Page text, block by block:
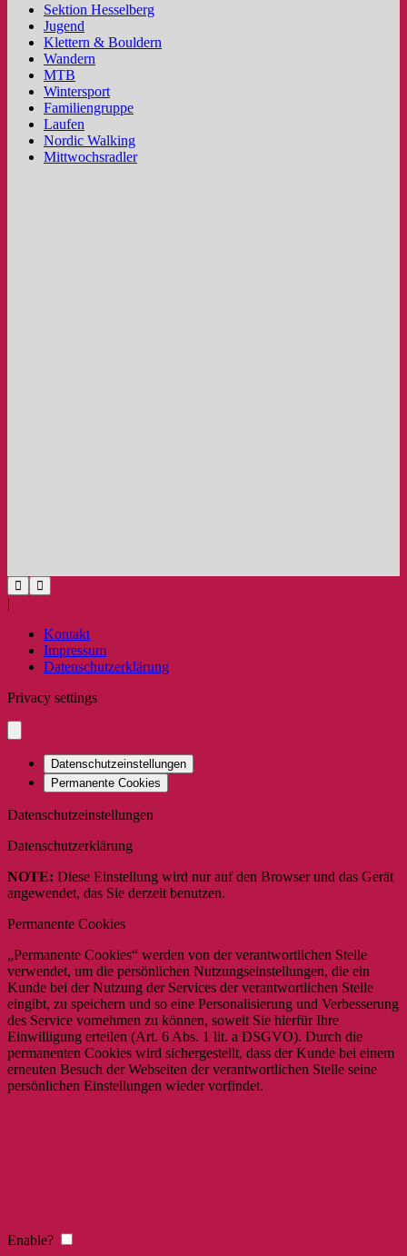
Sektion Hesselberg
Jugend
Klettern & Bouldern
Wandern
MTB
Wintersport
Familiengruppe
Laufen
Nordic Walking
Mittwochsradler
|
Kontakt
Impressum
Datenschutzerklärung
Privacy settings
Datenschutzeinstellungen
Permanente Cookies
Datenschutzeinstellungen
Datenschutzerklärung
NOTE: Diese Einstellung wird nur auf den Browser und das Gerät
angewendet, das Sie derzeit benutzen.
Permanente Cookies
„Permanente Cookies“ werden von der verantwortlichen Stelle
verwendet, um die persönlichen Nutzungseinstellungen, die ein
Kunde bei der Nutzung der Services der verantwortlichen Stelle
eingibt, zu speichern und so eine Personalisierung und Verbesserung
des Service vornehmen zu können, soweit Sie hierfür Ihre
Einwilligung erteilen (Art. 6 Abs. 1 lit. a DSGVO). Durch die
permanenten Cookies wird sichergestellt, dass der Kunde bei einem
erneuten Besuch der Webseiten der verantwortlichen Stelle seine
persönlichen Einstellungen wieder vorfindet.
Enable?